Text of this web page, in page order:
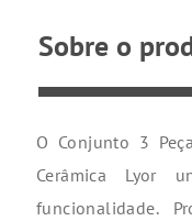
Sobre o
O Conjunto 3
Cerâmica Lyor
funcionalidade.